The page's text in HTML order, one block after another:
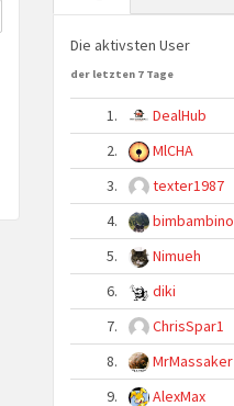
Die aktivsten User
der letzten 7 Tage
1. DealHub
2.
MlCHA
3.
texter1987
4.
bimbambino
5.
Nimueh
6.
diki
7.
ChrisSpar1
8.
MrMassaker
9.
AlexMax